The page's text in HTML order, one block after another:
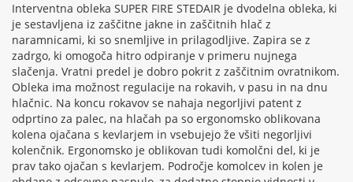
Interventna obleka SUPER FIRE STEDAIR je dvodelna obleka, ki
je sestavljena iz zaščitne jakne in zaščitnih hlač z
naramnicami, ki so snemljive in prilagodljive. Zapira se z
zadrgo, ki omogoča hitro odpiranje v primeru nujnega
slačenja. Vratni predel je dobro pokrit z zaščitnim ovratnikom.
Obleka ima možnost regulacije na rokavih, v pasu in na dnu
hlačnic. Na koncu rokavov se nahaja negorljivi patent z
odprtino za palec, na hlačah pa so ergonomsko oblikovana
kolena ojačana s kevlarjem in vsebujejo že všiti negorljivi
kolenčnik. Ergonomsko je oblikovan tudi komolčni del, ki je
prav tako ojačan s kevlarjem. Področje komolcev in kolen je